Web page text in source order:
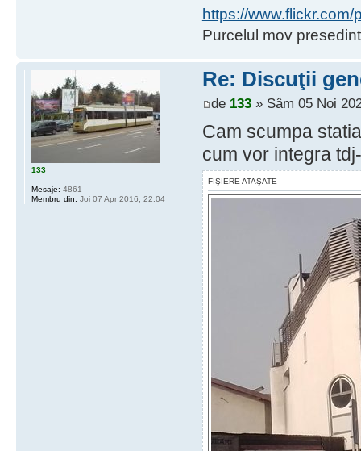
https://
Purcelul mov
Re: Discuţii
de 133» Sâm 05 Noi
Cam scumpa
cum vor integra
FIŞIERE ATAŞATE
133
Mesaje: 4861
Membru din: Joi 07 Apr 2016, 22:04